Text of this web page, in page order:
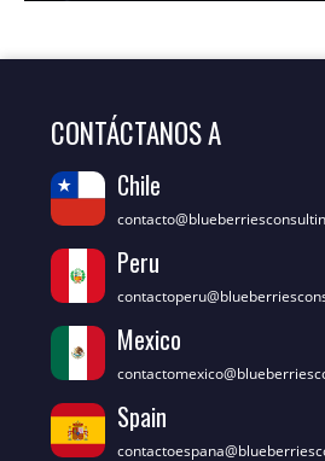
CONTÁCTANOS A
Chile
Peru
Mexico
Spain